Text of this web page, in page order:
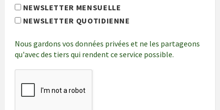
NEWSLETTER MENSUELLE
NEWSLETTER QUOTIDIENNE
Nous gardons vos données privées et ne les partageons
qu'avec des tiers qui rendent ce service possible.